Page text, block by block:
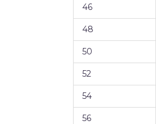
46
48
50
52
54
56